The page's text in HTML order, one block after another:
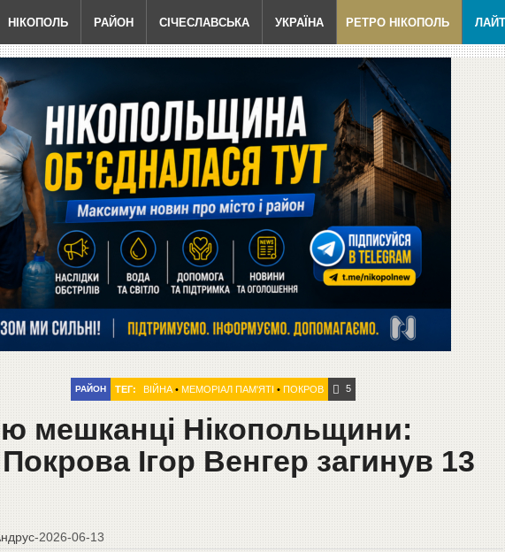
НІКОПОЛЬ РАЙОН СІЧЕСЛАВСЬКА УКРАЇНА РЕТРО НІКОПОЛЬ ЛАЙТ
РАЙОН ТЕГ: ВІЙНА• МЕМОРІАЛ ПАМ'ЯТІ • ПОКРОВ 5
мешканці Нікопольщини:
Ігор Венгер загинув 13
-2026-06-13